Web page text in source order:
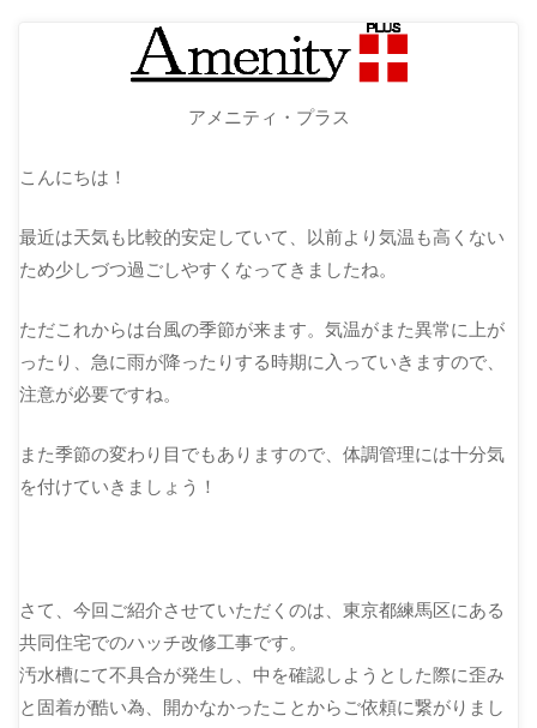
アメニティ・プラス
こんにちは！
最近は天気も比較的安定していて、以前より気温も高くない
ため少しづつ過ごしやすくなってきましたね。
ただこれからは台風の季節が来ます。気温がまた異常に上が
ったり、急に雨が降ったりする時期に入っていきますので、
注意が必要ですね。
また季節の変わり目でもありますので、体調管理には十分気
を付けていきましょう！
さて、今回ご紹介させていただくのは、東京都練馬区にある
共同住宅でのハッチ改修工事です。
汚水槽にて不具合が発生し、中を確認しようとした際に歪み
と固着が酷い為、開かなかったことからご依頼に繋がりまし